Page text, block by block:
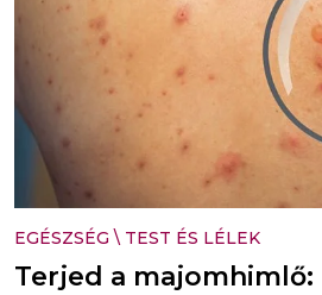
EGÉSZSÉG \ TEST ÉS LÉLEK
Terjed a